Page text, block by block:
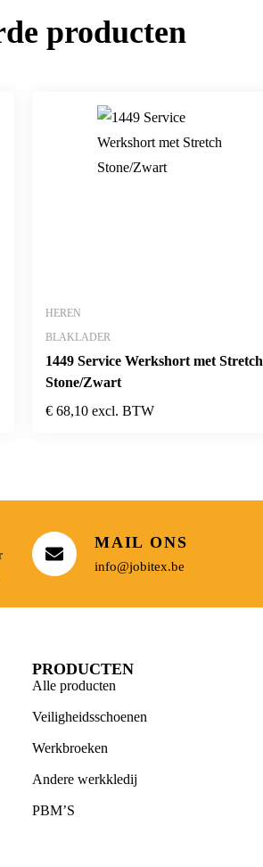
producten
HEREN
BLAKLADER
1449 Service Werkshort met Stretch
Stone/Zwart
€ 68,10 excl. BTW
MAIL ONS
info@jobitex.be
PRODUCTEN
Alle producten
Veiligheidsschoenen
Werkbroeken
Andere werkkledij
PBM’S